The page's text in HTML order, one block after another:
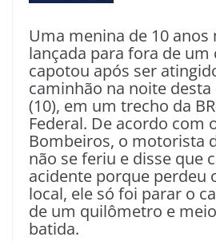
Uma menina de 10
lançada para fora de um
capotou após ser
caminhão na noite
(10), em um trecho da
Federal. De acordo com
Bombeiros, o motorista
não se feriu e disse que
acidente porque perdeu
local, ele só foi parar o
de um quilômetro e
batida.